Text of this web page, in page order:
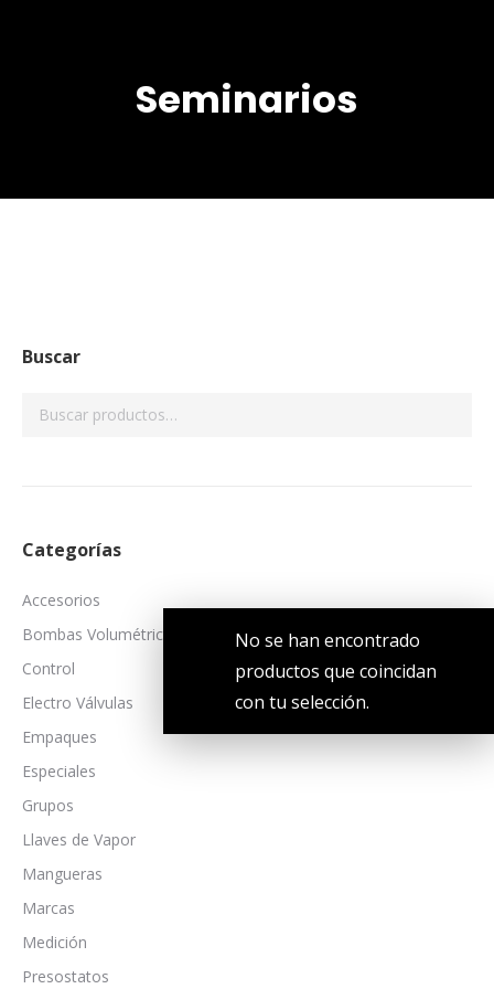
Seminarios
No se han encontrado
productos que coincidan
con tu selección.
Buscar
Categorías
Accesorios
Bombas Volumétricas
Control
Electro Válvulas
Empaques
Especiales
Grupos
Llaves de Vapor
Mangueras
Marcas
Medición
Presostatos